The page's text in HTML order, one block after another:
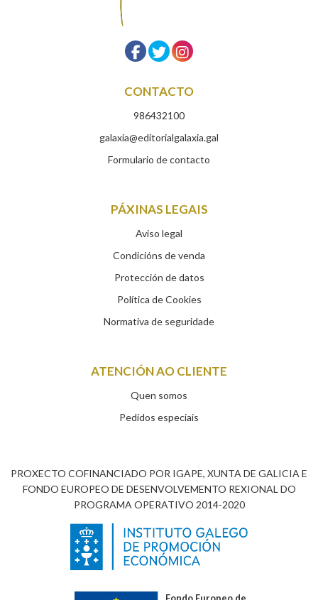
CONTACTO
986432100
galaxia@editorialgalaxia.gal
Formulario de contacto
PÁXINAS LEGAIS
Aviso legal
Condicións de venda
Protección de datos
Política de Cookies
Normativa de seguridade
ATENCIÓN AO CLIENTE
Quen somos
Pedidos especiais
PROXECTO COFINANCIADO POR IGAPE, XUNTA DE GALICIA E
FONDO EUROPEO DE DESENVOLVEMENTO REXIONAL DO
PROGRAMA OPERATIVO 2014-2020
Fondo Europeo de